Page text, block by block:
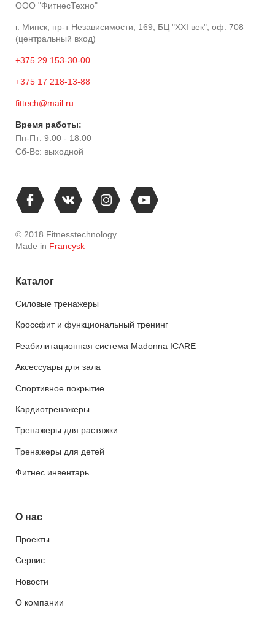
ООО "ФитнесТехно"
г. Минск, пр-т Независимости, 169, БЦ "XXI век", оф. 708
(центральный вход)
+375 29 153-30-00
+375 17 218-13-88
fittech@mail.ru
Время работы:
Пн-Пт: 9:00 - 18:00
Сб-Вс: выходной
© 2018 Fitnesstechnology.
Made in Francysk
Каталог
Силовые тренажеры
Кроссфит и функциональный тренинг
Реабилитационная система Madonna ICARE
Аксессуары для зала
Спортивное покрытие
Кардиотренажеры
Тренажеры для растяжки
Тренажеры для детей
Фитнес инвентарь
О нас
Проекты
Сервис
Новости
О компании